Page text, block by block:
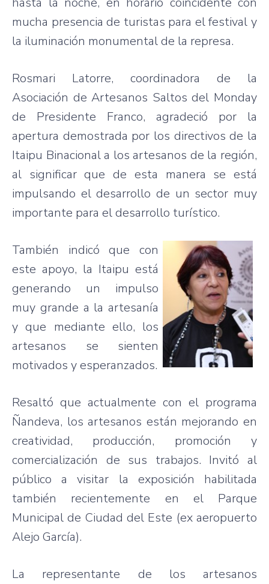
mucha presencia de turistas para el festival y
la iluminación monumental de la represa.
Rosmari Latorre, coordinadora de la
Asociación deArtesanos Saltos del Monday
de Presidente Franco, agradeció por la
apertura demostrada por los directivos de la
Itaipu Binacionala losartesanos de la región,
al significar que de esta manera seestá
impulsando eldesarrollo de un sector muy
importante para eldesarrollo turístico.
También indicó que con
este apoyo, la Itaipu está
generando un impulso
muy grande a la artesanía
yque mediante ello, los
artesanos se sienten
motivados yesperanzados.
Resaltó que actualmente con el programa
Ñandeva, losartesanos están mejorando en
creatividad, producción, promoción y
comercialización de sus trabajos. Invitó al
público avisitar la exposición
habilitada
también
recientemente en el Parque
Municipal de Ciudad del Este (exaeropuerto
Alejo García).
La representante de los artesanos